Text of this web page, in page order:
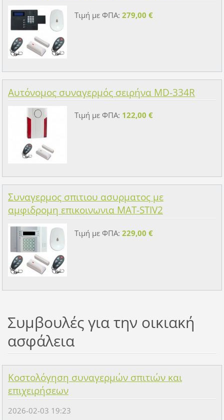
Τιμή με ΦΠΑ: 279,00 €
Αυτόνομος συναγερμός σειρήνα MD-334R
Τιμή με ΦΠΑ: 122,00 €
Συναγερμος σπιτιου ασυρματος με
αμφιδρομη επικοινωνια MAT-STIV2
Τιμή με ΦΠΑ: 229,00 €
Συμβουλές για την οικιακή
ασφάλεια
Κοστολόγηση συναγερμών σπιτιών και
επιχειρήσεων
2026-02-03 19:23